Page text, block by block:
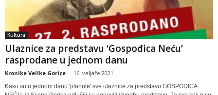
Kultura
Ulaznice za predstavu ‘Gospođica Neću’
rasprodane u jednom danu
Kronike Velike Gorice - 16. veljače 2021
Kako su u jednom danu 'planule' sve ulaznice za predstavu GOSPOĐICA